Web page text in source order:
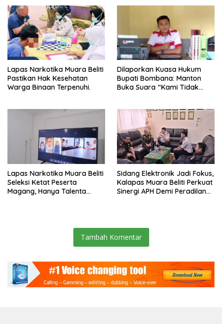
Lapas Narkotika Muara Beliti
Pastikan Hak Kesehatan
Warga Binaan Terpenuhi.
Dilaporkan Kuasa Hukum
Bupati Bombana: Manton
Buka Suara “Kami Tidak
Lapas Narkotika Muara Beliti
Seleksi Ketat Peserta
Magang, Hanya Talenta
Sidang Elektronik Jadi Fokus,
Kalapas Muara Beliti Perkuat
Sinergi APH Demi Peradilan
Tambah Komentar